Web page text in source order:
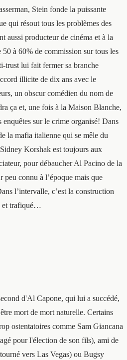
Stein fonde la puissante
qui résout tous les problèmes des
aussi producteur de cinéma et à la
à 60% de commission sur tous les
trust lui fait fermer sa branche
illicite de dix ans avec le
un obscur comédien du nom de
ça et, une fois à la Maison Blanche,
enquêtes sur le crime organisé! Dans
la mafia italienne qui se mêle du
Korshak est toujours aux
pour débaucher Al Pacino de la
connu à l’époque mais que
l’intervalle, c’est la construction
et trafiqué…
d'Al Capone, qui lui a succédé,
mort de mort naturelle. Certains
ostentatoires comme Sam Giancana
pour l'élection de son fils), ami de
vers Las Vegas) ou Bugsy